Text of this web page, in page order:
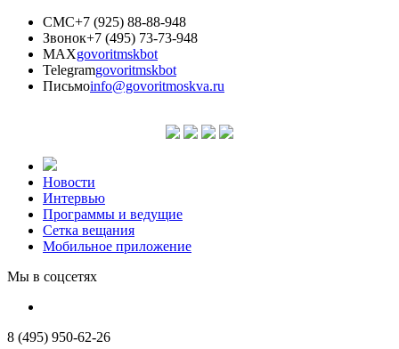
СМС+7 (925) 88-88-948
Звонок+7 (495) 73-73-948
MAXgovoritmskbot
Telegramgovoritmskbot
Письмоinfo@govoritmoskva.ru
Новости
Интервью
Программы и ведущие
Сетка вещания
Мобильное приложение
Мы в соцсетях
8 (495) 950-62-26